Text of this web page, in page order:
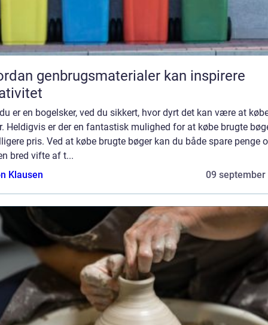
genbrugsmaterialer kan inspirere
er en bogelsker, ved du sikkert, hvor dyrt det kan være at
Heldigvis er der en fantastisk mulighed for at købe brugte
pris. Ved at købe brugte bøger kan du både spare penge
bred vifte af t...
Klausen
09 september